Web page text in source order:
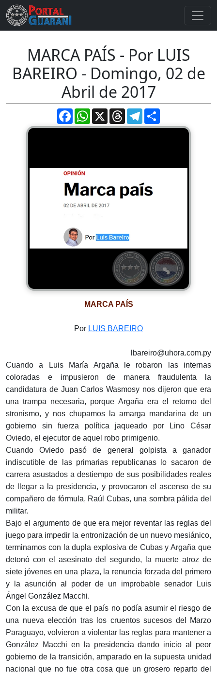
MARCA PAÍS - Por LUIS
BAREIRO - Domingo, 02 de
Abril de 2017
FacebookWhatsApp
X ThreadsTelegram
MARCA PAÍS
Por LUIS BAREIRO
lbareiro@uhora.com.py
Cuando a Luis María Argaña le robaron las internas
coloradas e impusieron de manera fraudulenta la
candidatura de Juan Carlos Wasmosy nos dijeron que era
una trampa necesaria, porque Argaña era el retorno del
stronismo, y nos chupamos la amarga mandarina de un
gobierno sin fuerza política jaqueado por Lino César
Oviedo, el ejecutor de aquel robo primigenio.
Cuando Oviedo pasó de general golpista a ganador
indiscutible de las primarias republicanas lo sacaron de
carrera asustados a destiempo de sus posibilidades reales
de llegar a la presidencia, y provocaron el ascenso de su
compañero de fórmula, Raúl Cubas, una sombra pálida del
militar.
Bajo el argumento de que era mejor reventar las reglas del
juego para impedir la entronización de un nuevo mesiánico,
terminamos con la dupla explosiva de Cubas y Argaña que
detonó con el asesinato del segundo, la muerte atroz de
siete jóvenes en una plaza, la renuncia forzada del primero
y la asunción al poder de un improbable senador Luis
Ángel González Macchi.
Con la excusa de que el país no podía asumir el riesgo de
una nueva elección tras los cruentos sucesos del Marzo
Paraguayo, volvieron a violentar las reglas para mantener a
González Macchi en la presidencia dando inicio al peor
gobierno de la transición, amparado en la supuesta unidad
nacional que no fue otra cosa que un grosero reparto del